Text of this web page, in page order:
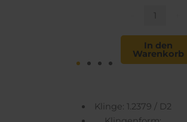
In den
Warenkorb
Klinge: 1.2379 / D2